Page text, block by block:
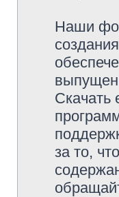
Наши
Скачать
за то,